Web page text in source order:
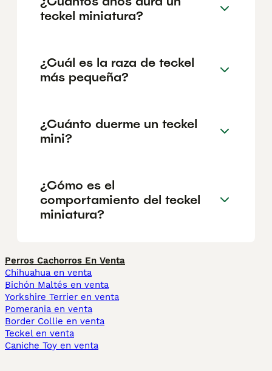
teckel miniatura?
¿Cuál es la raza de teckel
más pequeña?
¿Cuánto duerme un teckel
mini?
¿Cómo es el
comportamiento del teckel
miniatura?
Perros Cachorros En Venta
Chihuahua en venta
Bichón Maltés en venta
Yorkshire Terrier en venta
Pomerania en venta
Border Collie en venta
Teckel en venta
Caniche Toy en venta